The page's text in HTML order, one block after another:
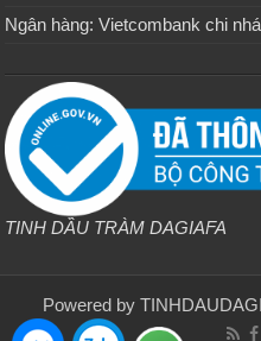
Ngân hàng: Vietcombank chi
TINH DẦU TRÀM DAGIAFA
Powered by